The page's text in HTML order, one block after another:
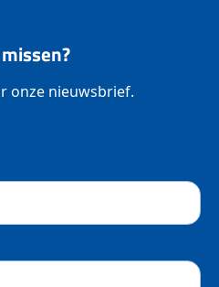
onze nieuwsbrief.